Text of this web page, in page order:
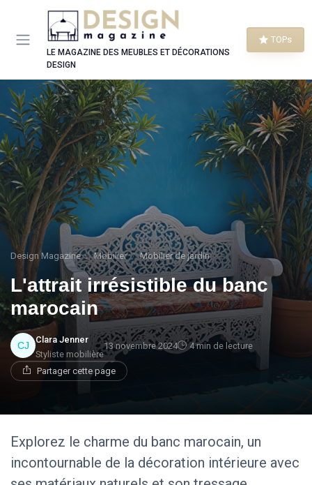
LE MAGAZINE DES MEUBLES ET DÉCORATIONS
DESIGN
TOPs
Design Magazine Mobilier Mobilier de jardin
L'attrait irrésistible du banc
marocain
Clara Jenner
Styliste mobilière
13 novembre 2024 4 min de lecture
Partager cette page
Explorez le charme du banc marocain, un
incontournable de la décoration intérieure avec
Panneau de gestion des cookies